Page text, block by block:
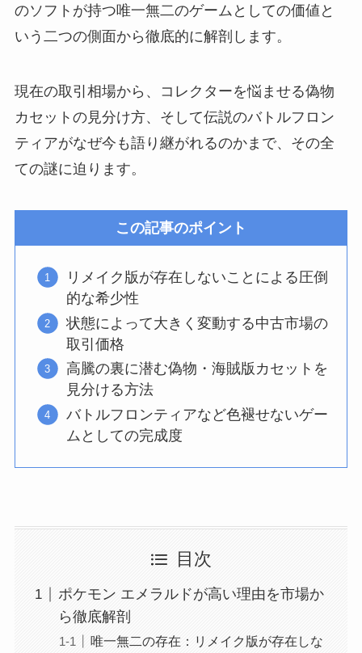
のソフトが持つ唯一無二のゲームとしての価値と
いう二つの側面から徹底的に解剖します。
現在の取引相場から、コレクターを悩ませる偽物
カセットの見分け方、そして伝説のバトルフロン
ティアがなぜ今も語り継がれるのかまで、その全
ての謎に迫ります。
この記事のポイント
リメイク版が存在しないことによる圧倒
的な希少性
状態によって大きく変動する中古市場の
取引価格
高騰の裏に潜む偽物・海賊版カセットを
見分ける方法
バトルフロンティアなど色褪せないゲー
ムとしての完成度
目次
ポケモン エメラルドが高い理由を市場か
ら徹底解剖
唯一無二の存在：リメイク版が存在しな